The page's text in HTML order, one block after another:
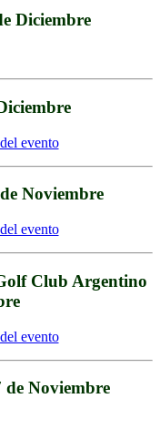
Diciembre
evento
Noviembre
evento
Club Argentino
evento
Noviembre